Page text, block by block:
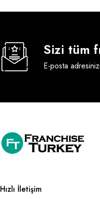
Sizi tüm
E-posta
Hızlı İletişim